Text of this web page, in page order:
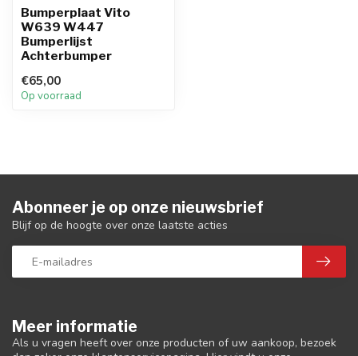
Bumperplaat Vito
W639 W447
Bumperlijst
Achterbumper
€65,00
Op voorraad
Meer informatie
Als u vragen heeft over onze producten of uw aankoop, bezoek
Abonneer je op onze nieuwsbrief
Blijf op de hoogte over onze laatste acties